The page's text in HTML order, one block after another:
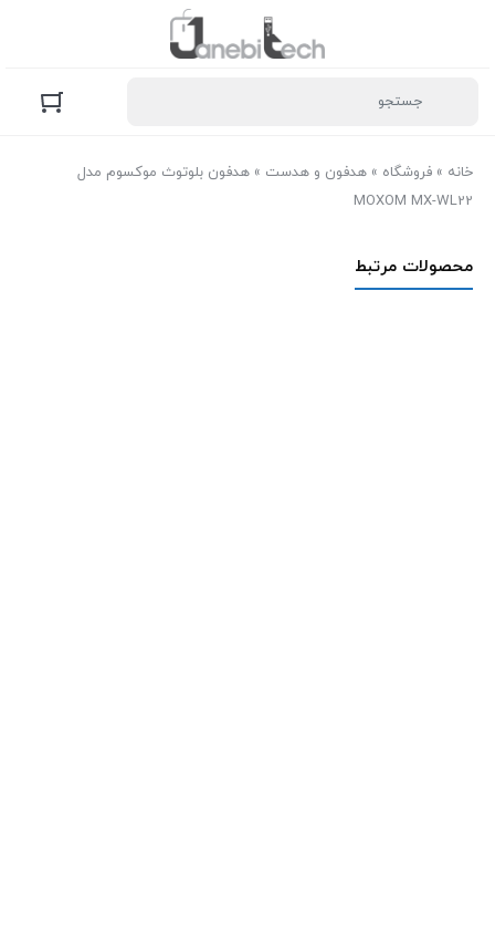
خانه » فروشگاه » هدفون و هدست » هدفون بلوتوث موکسوم مدل
MOXOM MX-WL22
محصولات مرتبط